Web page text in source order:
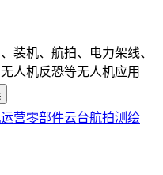
装机、航拍、电力架线、
人机反恐等无人机应用
营零部件云台航拍测绘